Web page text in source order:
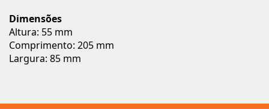
Dimensões
Altura: 55 mm
Comprimento: 205 mm
Largura: 85 mm